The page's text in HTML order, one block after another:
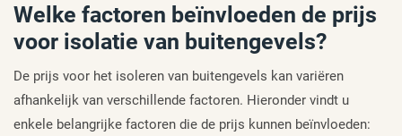
Welke factoren beïnvloeden de prijs
voor isolatie van buitengevels?
De prijs voor het isoleren van buitengevels kan variëren
afhankelijk van verschillende factoren. Hieronder vindt u
enkele belangrijke factoren die de prijs kunnen beïnvloeden: